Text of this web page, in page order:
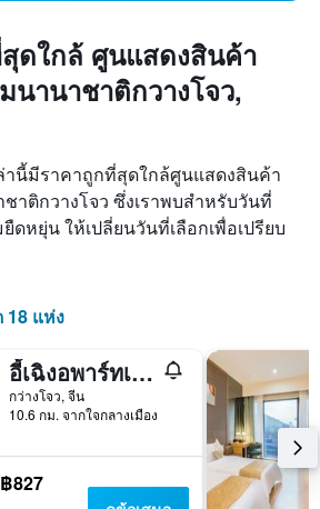
ดใกล้ ศูนแสดงสินค้า
นานาชาติกวางโจว,
นี้มีราคาถูกที่สุดใกล้ศูนแสดงสินค้า
าติกวางโจว ซึ่งเราพบสำหรับวันที่
หยุ่น ให้เปลี่ยนวันที่เลือกเพื่อเปรียบ
18 แห่ง
อี้เฉิงอพาร์ทเมนท์ ผ่าโจว โพลีเวิลด์เซ็นเตอร์
กว่างโจว, จีน
10.6 กม. จากใจกลางเมือง
฿827